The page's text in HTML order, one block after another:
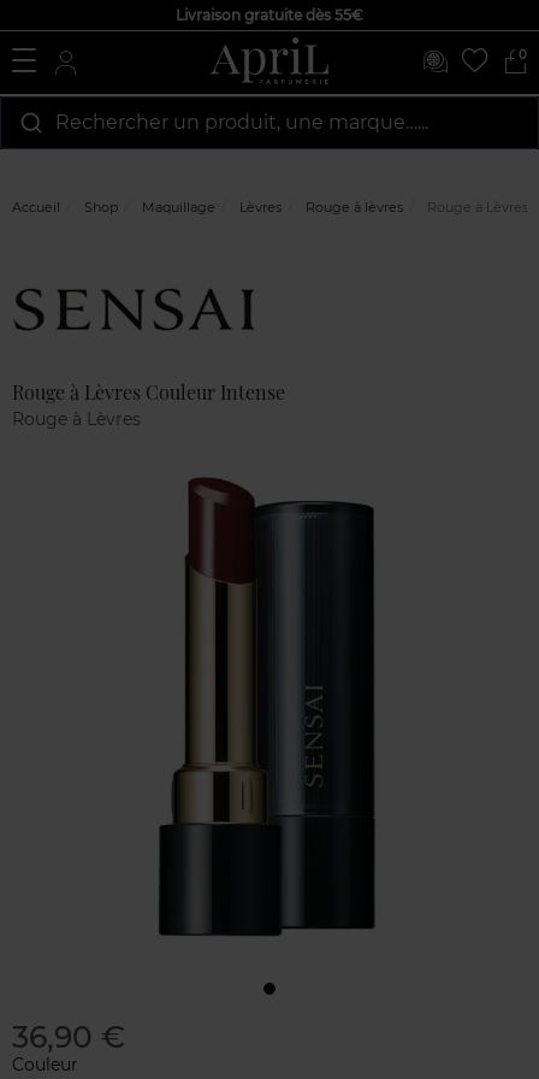
Livraison gratuite dès 55€
0
Rechercher un produit, une marque…...
Accueil Shop Maquillage Lèvres Rouge à lèvres Rouge à Lèvres
Rouge à Lèvres Couleur Intense
Rouge à Lèvres
36,90 €
Couleur